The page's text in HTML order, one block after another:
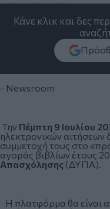
Κάνε κλικ και δες
- Newsroom
Την Πέμπτη 9 Ιουλίου
ηλεκτρονικών αιτήσεων
συμμετοχή τους στο
αγοράς βιβλίων έτους
Απασχόλησης (ΔΥΠΑ).
Η πλατφόρμα θα είναι